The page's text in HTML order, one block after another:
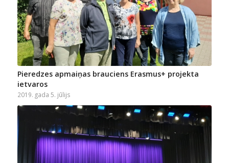
Pieredzes apmaiņas brauciens Erasmus+ projekta
ietvaros
2019. gada 5. jūlijs